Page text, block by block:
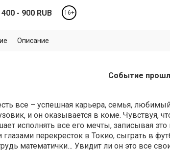
400 900 RUB 16+
Описание
Событие
все – успешная карьера, семья,
и он оказывается в коме. Чувствуя,
исполнять все его мечты, записывая
перекресток в Токио, сыграть в
математички… Увидит ли он это все